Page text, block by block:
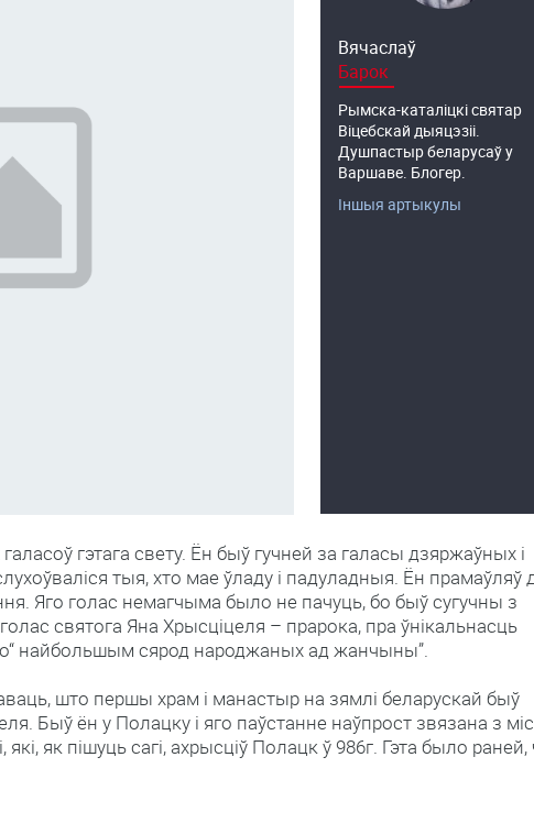
Вячаслаў
Барок
Рымска-каталіцкі святар
Віцебскай дыяцэзіі.
Душпастыр беларусаў у
Варшаве. Блогер.
Іншыя артыкулы
гэтага свету. Ён быў гучней за галасы дзяржаўных і
тыя, хто мае ўладу і падуладныя. Ён прамаўляў
Яго голас немагчыма было не пачуць, бо быў сугучны з
святога Яна Хрысціцеля – прарока, пра ўнікальнасць
найбольшым сярод народжаных ад жанчыны”.
што першы храм і манастыр на зямлі беларускай быў
Быў ён у Полацку і яго паўстанне наўпрост звязана з
як пішуць сагі, ахрысціў Полацк ў 986г. Гэта было